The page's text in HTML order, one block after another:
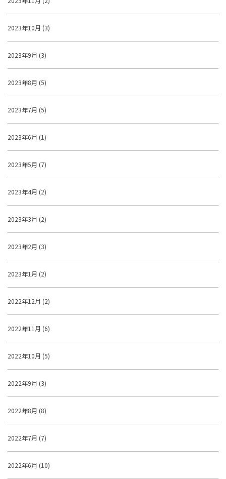
2023年10月 (3)
2023年9月 (3)
2023年8月 (5)
2023年7月 (5)
2023年6月 (1)
2023年5月 (7)
2023年4月 (2)
2023年3月 (2)
2023年2月 (3)
2023年1月 (2)
2022年12月 (2)
2022年11月 (6)
2022年10月 (5)
2022年9月 (3)
2022年8月 (8)
2022年7月 (7)
2022年6月 (10)